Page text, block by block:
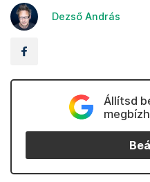
Dezső András
Állítsd